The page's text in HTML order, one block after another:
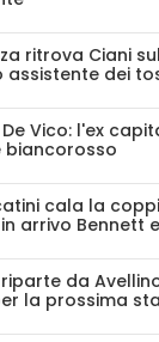
ritrova Ciani
assistente dei
Vico: l'ex
cala la
arrivo Bennett
da
la prossima